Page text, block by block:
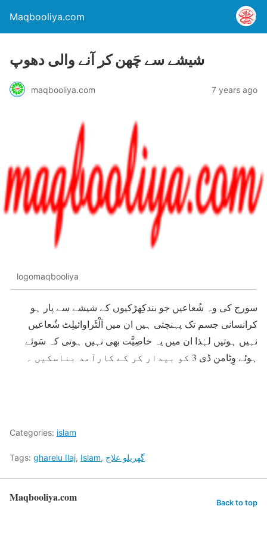
Maqbooliya.com
شیشے سے چَھن کر آنے والی دھوپ
maqbooliya.com 7 years ago
logomaqbooliya
سورج کی وہ شُعاعیں جو بندکِھڑکیوں کے شیشے سے پار ہو
کرانسانی جسم تک پہنچتی ہیں ان میں اَلْٹَراوائیلِٹ شُعاعیں
نہیں ہوتیں لہٰذا ان میں یہ خاصِیَّت بھی نہیں ہوتی کہ سَوئے
ہوئے وِٹامن ڈی 3 کو بیدار کر کے کارآمد بناسکیں ۔
Categories: islam
Tags: gharelu Ilaj, Islam, گھریلو علاج
Maqbooliya.com Back to top